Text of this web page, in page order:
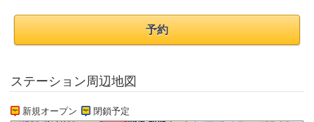
予約
ステーション周辺地図
新規オープン 閉鎖予定